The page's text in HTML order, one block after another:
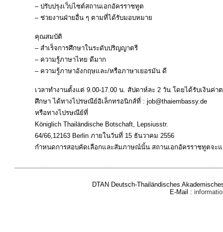
– ปรับปรุงเว็บไซต์สถานเอกอัครราชทูต
– ช่วยงานฝ่ายอื่น ๆ ตามที่ได้รับมอบหมาย
คุณสมบัติ
– สำเร็จการศึกษาในระดับปริญญาตรี
– ความรู้ภาษาไทย ดีมาก
– ความรู้ภาษาอังกฤษและ/หรือภาษาเยอรมัน ดี
เวลาทำงานตั้งแต่ 9.00-17.00 น. สัปดาห์ละ 2 วัน โดยได้รับเงิน
ศึกษา ได้ทางไปรษณีย์อิเล็กทรอนิกส์ที่ : job@thaiembassy.de
หรือทางไปรษณีย์ที่
Königlich Thailändische Botschaft, Lepsiusstr.
64/66,12163 Berlin ภายในวันที่ 15 ธันวาคม 2556
กำหนดการสอบคัดเลือกและสัมภาษณ์นั้น สถานเอกอัครราชทูตจะ
DTAN Deutsch-Thailändisches
E-Mail :